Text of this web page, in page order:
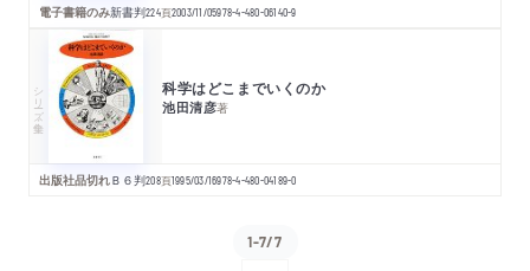
電子書籍のみ新書判224頁2003/11/05978-4-480-06140-9
シリーズ・全集 科学はどこまでいくのか
池田清彦著
出版社品切れＢ６判208頁1995/03/16978-4-480-04189-0
1-7/7